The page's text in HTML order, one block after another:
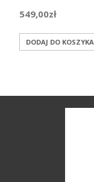
549,00zł
DODAJ DO KOSZYKA